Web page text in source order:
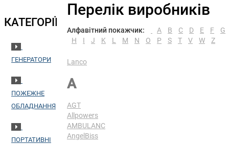
КАТЕГОРІЇ
ГЕНЕРАТОРИ
ПОЖЕЖНЕ
ОБЛАДНАННЯ
ПОРТАТИВНІ
Перелік виробників
Алфавітний покажчик: A B C D E F
G
H
I J K L M N O P S T V W Z
Lanco
A
AGT
Allpowers
AMBULANC
AngelBiss